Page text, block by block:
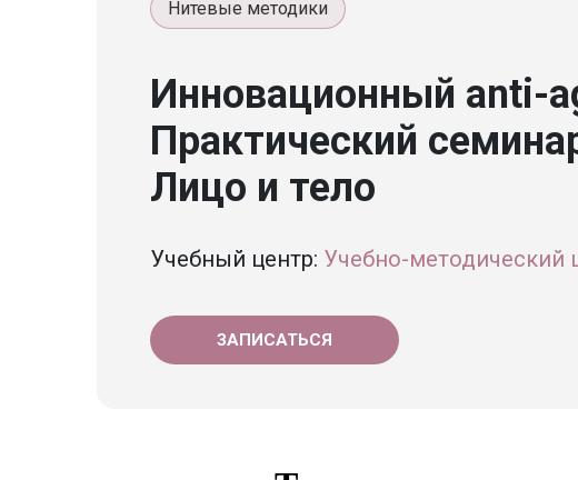
Нитевые методики
Инновационный anti-
Практический
Лицо и тело
Учебный центр: Учебно-методический
ЗАПИСАТЬСЯ